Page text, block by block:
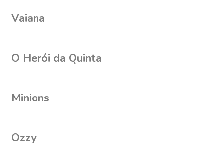
Vaiana
O Herói da Quinta
Minions
Ozzy